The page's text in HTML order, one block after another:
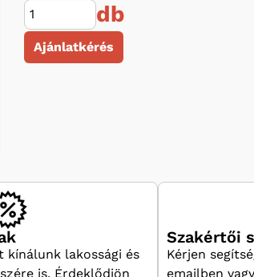
db
Ajánlatkérés
kínálunk lakossági és
is. Érdeklődjön
Szakértői
Kérjen
emailben